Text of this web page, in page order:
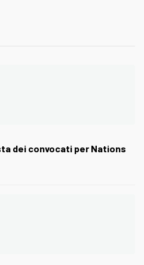
dei convocati per Nations